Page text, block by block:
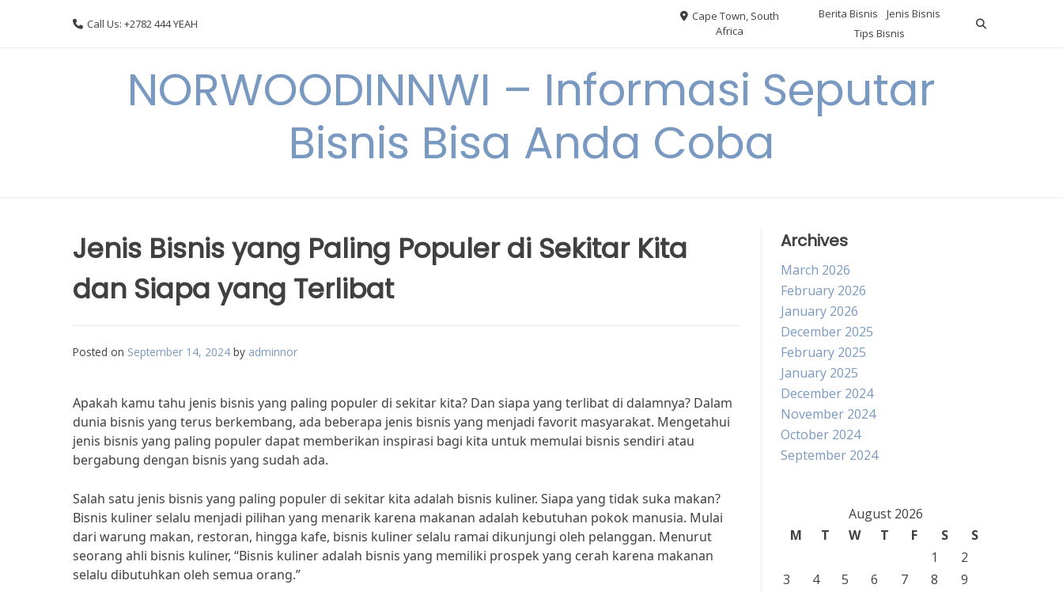
Call Us: +2782 444 YEAH
Cape Town, South
Africa
Berita Bisnis
Jenis Bisnis
Tips Bisnis
NORWOODINNWI – Informasi Seputar
Bisnis Bisa Anda Coba
Jenis Bisnis yang Paling Populer di Sekitar Kita
dan Siapa yang Terlibat
Posted on September 14, 2024 by adminnor
Apakah kamu tahu jenis bisnis yang paling populer di sekitar kita? Dan siapa yang terlibat di dalamnya? Dalam
dunia bisnis yang terus berkembang, ada beberapa jenis bisnis yang menjadi favorit masyarakat. Mengetahui
jenis bisnis yang paling populer dapat memberikan inspirasi bagi kita untuk memulai bisnis sendiri atau
bergabung dengan bisnis yang sudah ada.
Salah satu jenis bisnis yang paling populer di sekitar kita adalah bisnis kuliner. Siapa yang tidak suka makan?
Bisnis kuliner selalu menjadi pilihan yang menarik karena makanan adalah kebutuhan pokok manusia. Mulai
dari warung makan, restoran, hingga kafe, bisnis kuliner selalu ramai dikunjungi oleh pelanggan. Menurut
seorang ahli bisnis kuliner, “Bisnis kuliner adalah bisnis yang memiliki prospek yang cerah karena makanan
selalu dibutuhkan oleh semua orang.”
Archives
March 2026
February 2026
January 2026
December 2025
February 2025
January 2025
December 2024
November 2024
October 2024
September 2024
August 2026
M
T W T F S
S
1
2
3
4 5 6 7 8
9